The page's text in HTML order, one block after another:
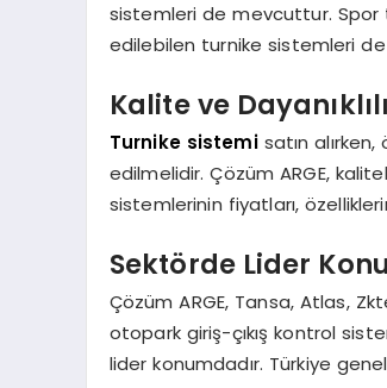
sistemleri de mevcuttur. Spor
edilebilen turnike sistemleri de
Kalite ve
Turnike sistemisatın
edilmelidir. Çözüm ARGE,
sistemlerinin fiyatları,
Sektörde Lider
Çözüm ARGE, Tansa, Atlas,
otopark giriş-çıkış kontrol
lider konumdadır. Türkiye